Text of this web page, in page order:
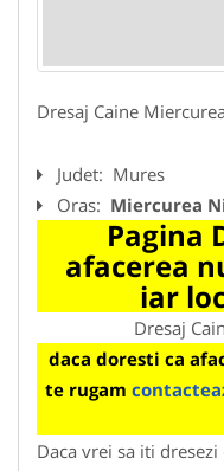
Dresaj Caine
Judet: Mures
Oras: Miercurea
Pagina
afacerea
iar
Dresaj
daca doresti ca
te rugam
Daca vrei sa iti